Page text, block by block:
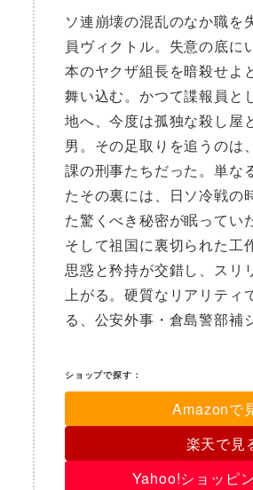
ソ連崩壊の混乱のなか職を
員ヴィクトル。失意の底に
本のヤクザ組長を暗殺せよ
舞い込む。かつて諜報員と
地へ、今度は孤独な殺し屋
男。その足取りを追うのは
課の刑事たちだった。単な
たその裏には、日ソ冷戦の
た驚くべき秘密が眠ってい
そして祖国に裏切られた
思惑と矜持が交錯し、スリ
上がる。硬質なリアリティ
る、公安外事・倉島警部補
ショップで探す：
Amazonで
楽天で見
Yahoo!ショッピ